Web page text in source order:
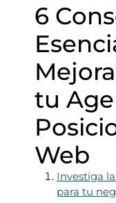
6
tu
Web
Investiga
para tu